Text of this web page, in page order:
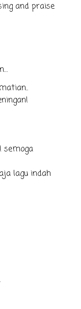
and praise
semoga
lagu indah